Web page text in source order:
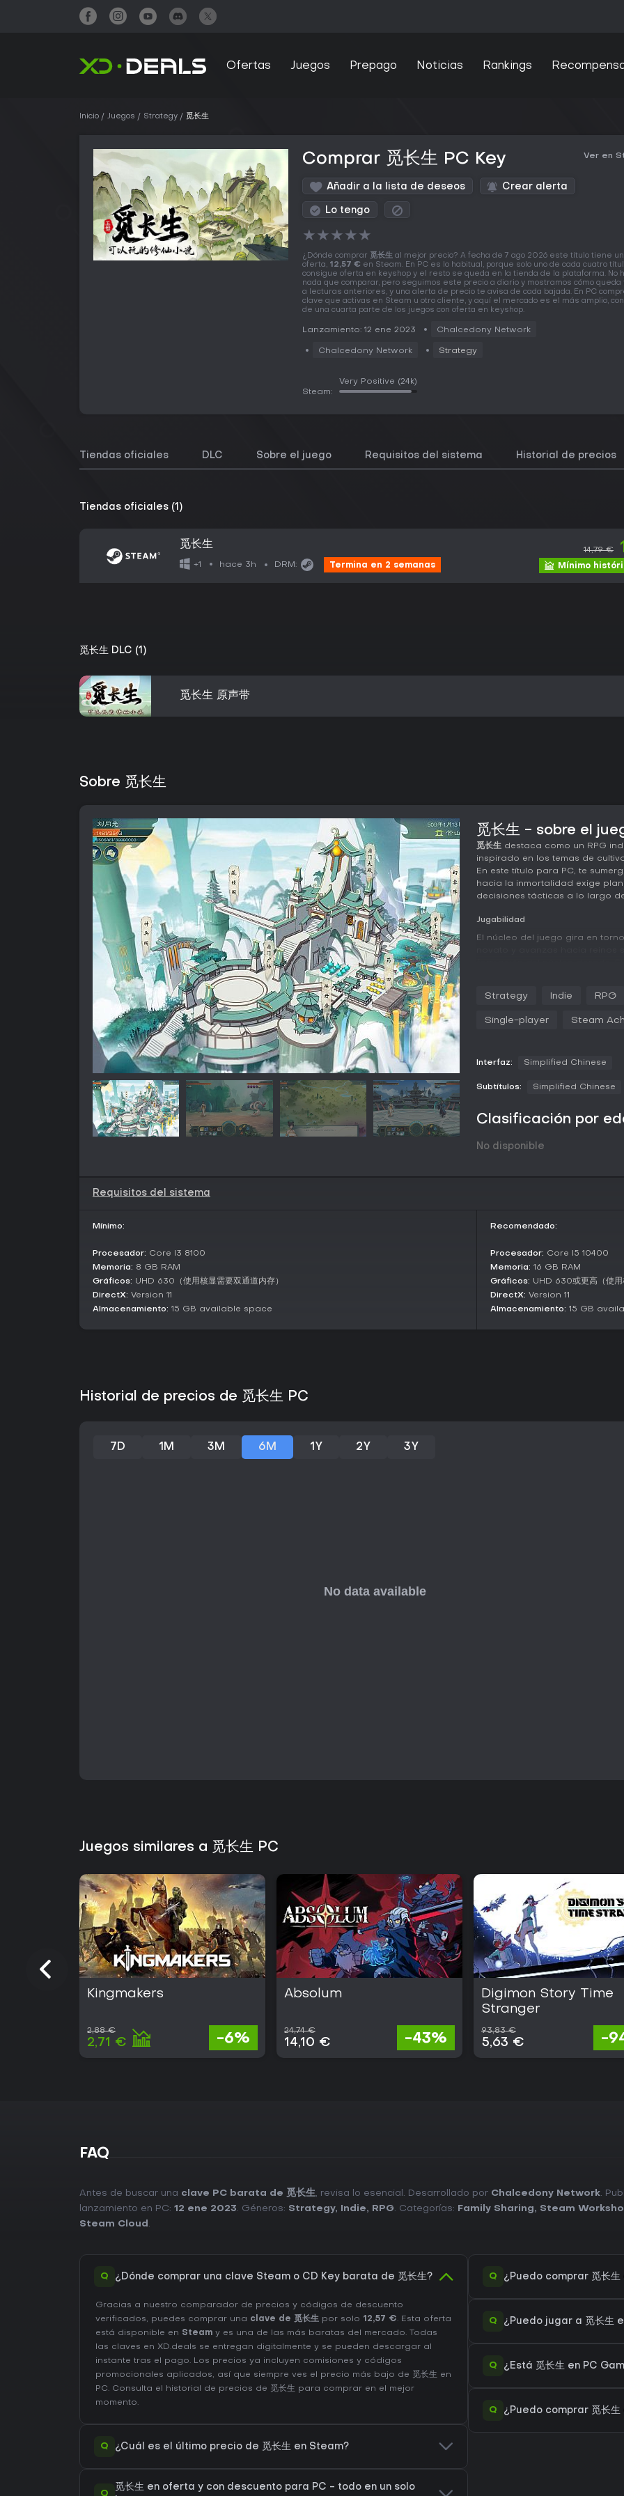
Ofertas Juegos Prepago Noticias Rankings
Inicio Juegos Strategy 觅长生
Comprar 觅长生 PC Key Ver en
Añadir a la lista de deseos Crear alerta
Lo tengo
★★★★★
¿Dónde comprar 觅长生 al mejor precio? A fecha de 7 ago 2026 este título tiene
oferta, 12,57 € en Steam. En PC es lo habitual, porque solo uno de cada cuatro
consigue oferta en keyshop y el resto se queda en la tienda de la plataforma. No
nada que comparar, pero seguimos este precio a diario y mostramos cómo
a lecturas anteriores, y una alerta de precio te avisa de cada bajada. En PC
clave que activas en Steam u otro cliente, y aquí el mercado es el más amplio,
de una cuarta parte de los juegos con oferta en keyshop.
Lanzamiento: 12 ene 2023 Chalcedony Network
Chalcedony Network Strategy
Steam:
Very Positive (24k)
Tiendas oficiales DLC Sobre el juego Requisitos del sistema Historial de precios
Tiendas oficiales (1)
觅长生
+1 hace 3h DRM: Termina en 2 semanas
14,79 €
Mínimo
觅长生 DLC (1)
觅长生 原声带
Sobre 觅长生
觅长生 - sobre el
觅长生 destaca como un RPG
inspirado en los temas de
En este título para PC, te
hacia la inmortalidad exige
decisiones tácticas a lo largo
Jugabilidad
El núcleo del juego gira en
game over. El combate emplea
afectando los resultados de
Más allá de las batallas, el
con combinaciones flexibles de
Puedes crear tu propia cueva
forjar alianzas debatiendo
milenios. Tú decides el ritmo,
agresivos.
World and Systems
Ambientado en un mundo
sectas y ciudades, cada uno
Cuenta con una comunidad
principal sigue siendo sólida
Si te apasionan los RPG
un desafío gratificante, sobre
planificación a largo plazo.
26.000 reseñas, con un 94%
en un entorno Xianxia, es una
podría requerir mods para
Strategy Indie RPG
Single-player Steam
Interfaz: Simplified Chinese
Subtítulos: Simplified Chinese
Clasificación por
No disponible
Requisitos del sistema
Mínimo:
Procesador: Core I3 8100
Memoria: 8 GB RAM
Gráficos: UHD 630（使用核显需要双通道内存）
DirectX: Version 11
Almacenamiento: 15 GB available space
Recomendado:
Procesador: Core I5 10400
Memoria: 16 GB RAM
Gráficos: UHD 630或更高（使用
DirectX: Version 11
Almacenamiento: 15 GB
Historial de precios de 觅长生 PC
7D 1M 3M 6M 1Y 2Y 3Y
Juegos similares a 觅长生 PC
Kingmakers
2,88 €
2,71 € -6%
Absolum
24,74 €
14,10 € -43%
Digimon Story Time
Stranger
93,83 €
5,63 € -
FAQ
Antes de buscar una clave PC barata de 觅长生, revisa lo esencial. Desarrollado por Chalcedony Network.
lanzamiento en PC: 12 ene 2023. Géneros: Strategy, Indie, RPG. Categorías: Family Sharing, Steam
Steam Cloud .
Q ¿Dónde comprar una clave Steam o CD Key barata de 觅长生?
Gracias a nuestro comparador de precios y códigos de descuento
verificados, puedes comprar una clave de 觅长生 por solo 12,57 €. Esta oferta
está disponible en Steam y es una de las más baratas del mercado. Todas
las claves en XD.deals se entregan digitalmente y se pueden descargar al
instante tras el pago. Los precios ya incluyen comisiones y códigos
promocionales aplicados, así que siempre ves el precio más bajo de 觅长生 en
PC. Consulta el historial de precios de 觅长生 para comprar en el mejor
momento.
Q ¿Cuál es el último precio de 觅长生 en Steam?
Q
觅长生 en oferta y con descuento para PC - todo en un solo
Q ¿Puedo comprar 觅长
Q ¿Puedo jugar a 觅长生
Q ¿Está 觅长生 en PC
Q ¿Puedo comprar 觅长生